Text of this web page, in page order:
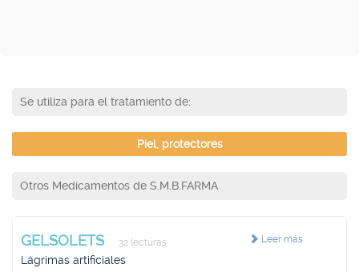
Se utiliza para el tratamiento de:
Piel, protectores
Otros Medicamentos de S.M.B.FARMA
Leer más
GELSOLETS 32 lecturas
Lágrimas artificiales